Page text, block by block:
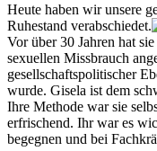
Heute haben wir unsere
Ruhestand verabschiedet.
Vor über 30 Jahren hat
sexuellen Missbrauch
gesellschaftspolitischer
wurde. Gisela ist dem
Ihre Methode war sie
erfrischend. Ihr war es
begegnen und bei